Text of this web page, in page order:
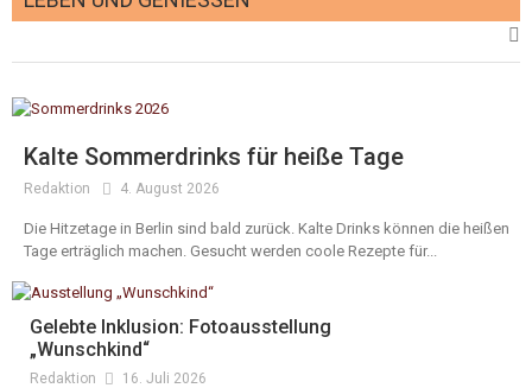
Kalte Sommerdrinks für heiße Tage
Redaktion 4. August 2026
Die Hitzetage in Berlin sind bald zurück. Kalte Drinks können die heißen
Tage erträglich machen. Gesucht werden coole Rezepte für...
Gelebte Inklusion: Fotoausstellung
„Wunschkind“
Redaktion 16. Juli 2026